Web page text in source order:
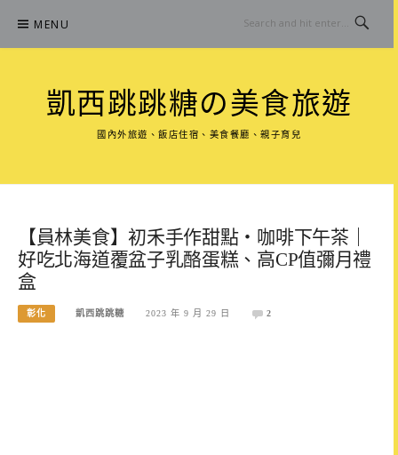
content
MENU
凱西跳跳糖の美食旅遊
國內外旅遊、飯店住宿、美食餐廳、親子育兒
【員林美食】初禾手作甜點‧咖啡下午茶｜
好吃北海道覆盆子乳酪蛋糕、高CP值彌月禮
盒
彰化 凱西跳跳糖 2023 年 9 月 29 日 2